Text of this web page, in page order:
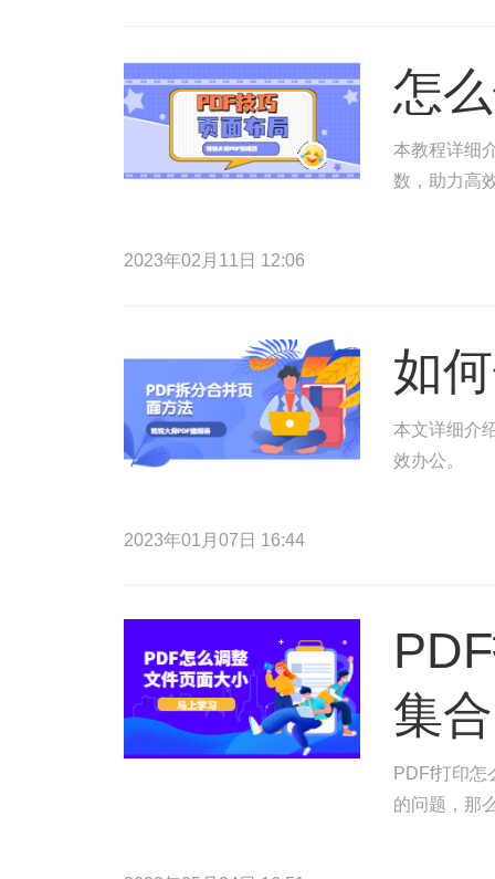
怎
本教程详细
数，助力高
2023年02月11日 12:06
如
本文详细介
效办公。
2023年01月07日 16:44
集
PDFf打印
的问题，那